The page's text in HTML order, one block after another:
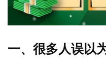
一、很多人误以